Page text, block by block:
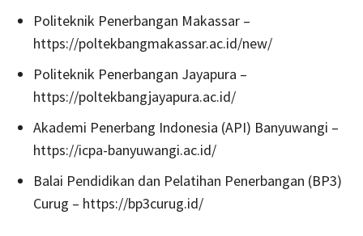
Politeknik Penerbangan Makassar –
https://poltekbangmakassar.ac.id/new/
Politeknik Penerbangan Jayapura –
https://poltekbangjayapura.ac.id/
Akademi Penerbang Indonesia (API) Banyuwangi –
https://icpa-banyuwangi.ac.id/
Balai Pendidikan dan Pelatihan Penerbangan (BP3)
Curug – https://bp3curug.id/